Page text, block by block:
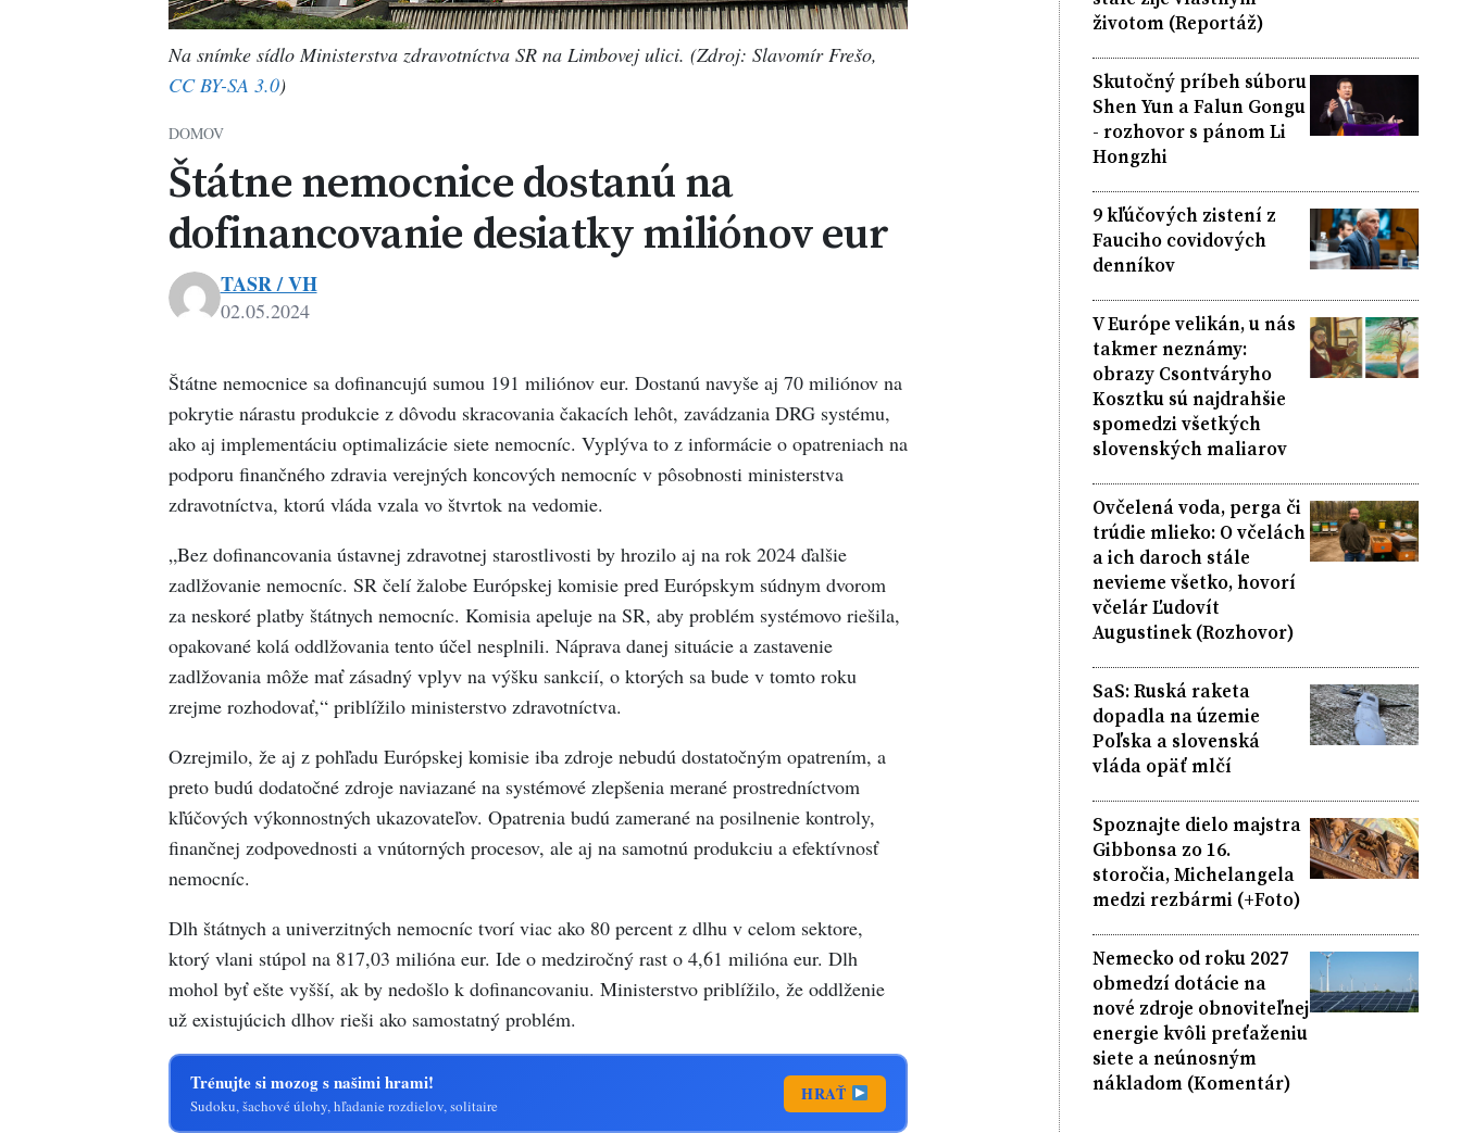
Na snímke sídlo Ministerstva zdravotníctva SR na Limbovej ulici. (Zdroj: Slavomír Frešo,
CC BY-SA 3.0)
DOMOV
Štátne nemocnice dostanú na
dofinancovanie desiatky miliónov eur
TASR / VH
02.05.2024
Štátne nemocnice sa dofinancujú sumou 191 miliónov eur. Dostanú navyše aj 70 miliónov na
pokrytie nárastu produkcie z dôvodu skracovania čakacích lehôt, zavádzania DRG systému,
ako aj implementáciu optimalizácie siete nemocníc. Vyplýva to z informácie o opatreniach na
podporu finančného zdravia verejných koncových nemocníc v pôsobnosti ministerstva
zdravotníctva, ktorú vláda vzala vo štvrtok na vedomie.
„Bez dofinancovania ústavnej zdravotnej starostlivosti by hrozilo aj na rok 2024 ďalšie
zadlžovanie nemocníc. SR čelí žalobe Európskej komisie pred Európskym súdnym dvorom
za neskoré platby štátnych nemocníc. Komisia apeluje na SR, aby problém systémovo riešila,
opakované kolá oddlžovania tento účel nesplnili. Náprava danej situácie a zastavenie
zadlžovania môže mať zásadný vplyv na výšku sankcií, o ktorých sa bude v tomto roku
zrejme rozhodovať,“ priblížilo ministerstvo zdravotníctva.
Ozrejmilo, že aj z pohľadu Európskej komisie iba zdroje nebudú dostatočným opatrením, a
preto budú dodatočné zdroje naviazané na systémové zlepšenia merané prostredníctvom
kľúčových výkonnostných ukazovateľov. Opatrenia budú zamerané na posilnenie kontroly,
finančnej zodpovednosti a vnútorných procesov, ale aj na samotnú produkciu a efektívnosť
nemocníc.
Dlh štátnych a univerzitných nemocníc tvorí viac ako 80 percent z dlhu v celom sektore,
ktorý vlani stúpol na 817,03 milióna eur. Ide o medziročný rast o 4,61 milióna eur. Dlh
mohol byť ešte vyšší, ak by nedošlo k dofinancovaniu. Ministerstvo priblížilo, že oddlženie
už existujúcich dlhov rieši ako samostatný problém.
Trénujte si mozog s našimi hrami!
Sudoku, šachové úlohy, hľadanie rozdielov, solitaire
HRAŤ
životom (Reportáž)
Skutočný príbeh súboru
Shen Yun a Falun Gongu
- rozhovor s pánom Li
Hongzhi
9 kľúčových zistení z
Fauciho covidových
denníkov
V Európe velikán, u nás
takmer neznámy:
obrazy Csontváryho
Kosztku sú najdrahšie
spomedzi všetkých
slovenských maliarov
Ovčelená voda, perga či
trúdie mlieko: O včelách
a ich daroch stále
nevieme všetko, hovorí
včelár Ľudovít
Augustinek (Rozhovor)
SaS: Ruská raketa
dopadla na územie
Poľska a slovenská
vláda opäť mlčí
Spoznajte dielo majstra
Gibbonsa zo 16.
storočia, Michelangela
medzi rezbármi (+Foto)
Nemecko od roku 2027
obmedzí dotácie na
nové zdroje obnoviteľnej
energie kvôli preťaženiu
siete a neúnosným
nákladom (Komentár)